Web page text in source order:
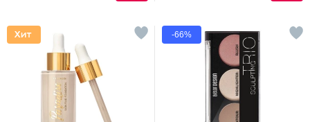
-66%